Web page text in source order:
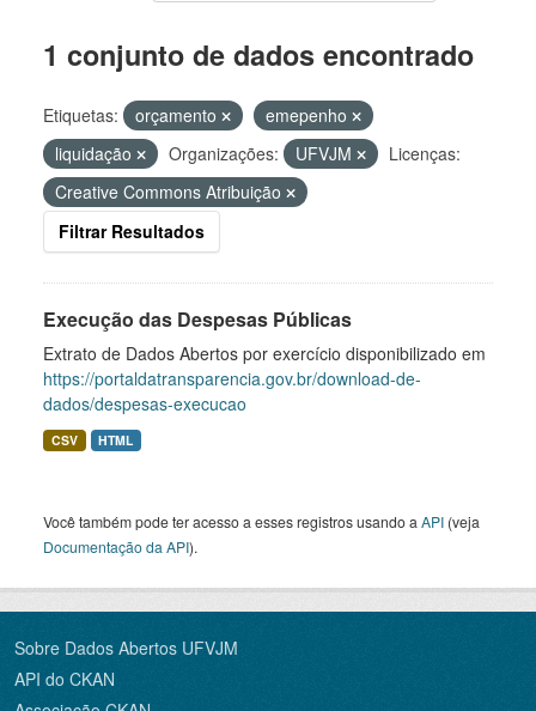
1 conjunto de dados encontrado
Etiquetas: orçamento
emepenho
liquidação
Organizações: UFVJM
Licenças:
Creative Commons Atribuição
Filtrar Resultados
Execução das Despesas Públicas
Extrato de Dados Abertos por exercício disponibilizado em
https://portaldatransparencia.gov.br/download-de-
dados/despesas-execucao
CSV HTML
Você também pode ter acesso a esses registros usando a API (veja
Documentação da API).
Sobre Dados Abertos UFVJM
API do CKAN